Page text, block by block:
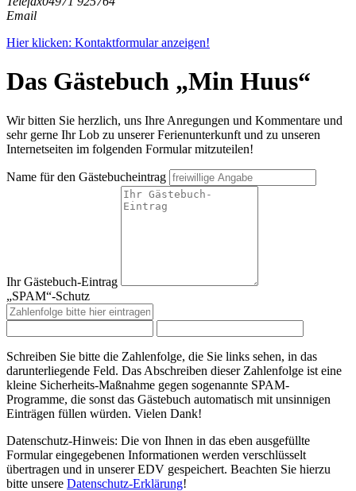
Email
Hier klicken: Kontaktformular anzeigen!
Das Gästebuch „Min Huus“
Wir bitten Sie herzlich, uns Ihre Anregungen und Kommentare und
sehr gerne Ihr Lob zu unserer Ferienunterkunft und zu unseren
Internetseiten im folgenden Formular mitzuteilen!
Name für den Gästebucheintrag
Ihr Gästebuch-Eintrag
„SPAM“-Schutz
Schreiben Sie bitte die Zahlenfolge, die Sie links sehen, in das
darunterliegende Feld. Das Abschreiben dieser Zahlenfolge ist eine
kleine Sicherheits-Maßnahme gegen sogenannte SPAM-
Programme, die sonst das Gästebuch automatisch mit unsinnigen
Einträgen füllen würden. Vielen Dank!
Datenschutz-Hinweis: Die von Ihnen in das eben ausgefüllte
Formular eingegebenen Informationen werden verschlüsselt
übertragen und in unserer EDV gespeichert. Beachten Sie hierzu
bitte unsere Datenschutz-Erklärung!